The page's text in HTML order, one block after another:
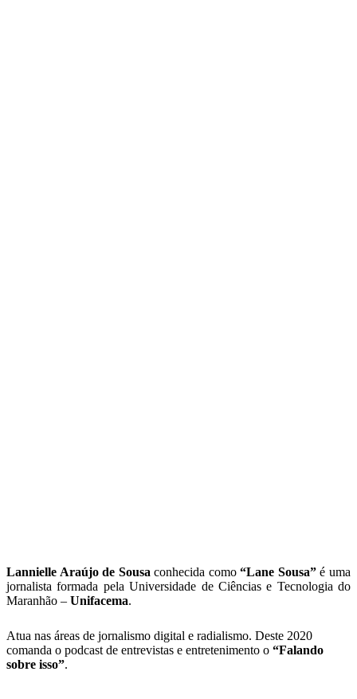
Lannielle Araújo de Sousa conhecida como“Lane Sousa”é uma
jornalista formada pela Universidade de Ciências e Tecnologia do
Maranhão – Unifacema.
Atua nas áreas de jornalismo digital e radialismo. Deste 2020
comanda o podcast de entrevistas e entretenimento o “Falando
sobre isso”.